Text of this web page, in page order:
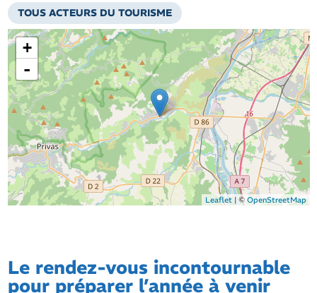
TOUS ACTEURS DU TOURISME
+
-
Leaflet| © OpenStreetMap
Le rendez-vous incontournable
pour préparer l’année à venir